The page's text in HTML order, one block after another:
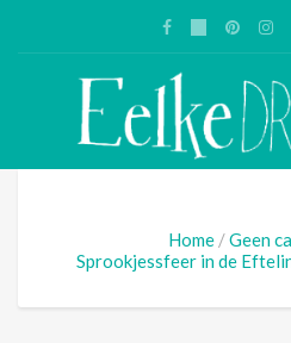
Home
Geen
Sprookjessfeer in de